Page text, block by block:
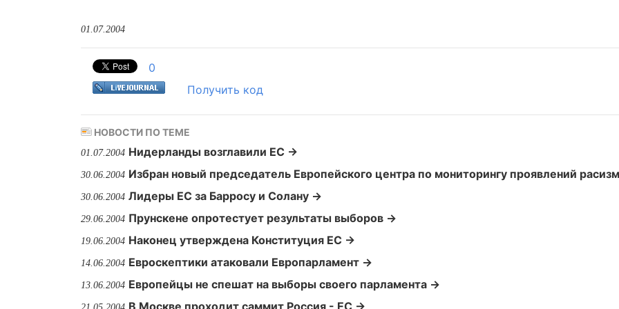
01.07.2004
0
Получить код
НОВОСТИ ПО ТЕМЕ
01.07.2004 Нидерланды возглавили ЕС →
30.06.2004 Избран новый председатель Европейского центра по мониторингу проявлений
30.06.2004 Лидеры ЕС за Барросу и Солану →
29.06.2004 Прунскене опротестует результаты выборов →
19.06.2004 Наконец утверждена Конституция ЕС →
14.06.2004 Евроскептики атаковали Европарламент →
13.06.2004 Европейцы не спешат на выборы своего парламента →
В Москве проходит саммит Россия - ЕС →